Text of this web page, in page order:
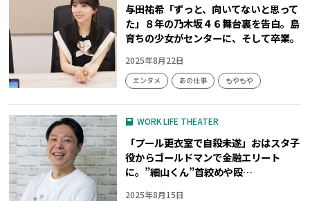
与田祐希「ずっと、向いてないと思って
た」８年の乃木坂４６舞台裏を告白。島
育ちの少女がセンターに、そして卒業。
2025年8月22日
エンタメ あの仕事 もやもや
WORK LIFE THEATER
「プール更衣室で自殺未遂」おはスタ子
役からゴールドマンで金融エリート
に。”細山くん”首絞めや殴…
2025年8月15日